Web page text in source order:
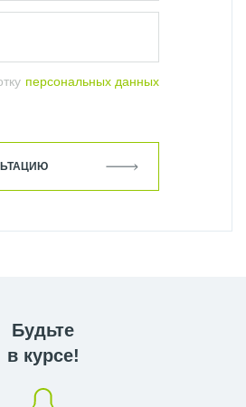
персональных данных
Будьте
в курсе!